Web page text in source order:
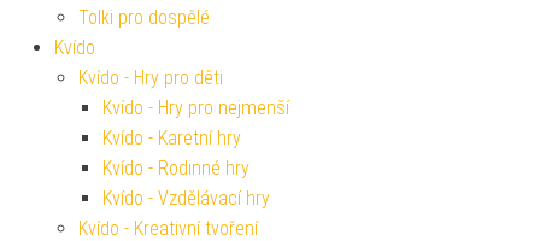
Tolki pro dospělé
Kvído
Kvído - Hry pro děti
Kvído - Hry pro nejmenší
Kvído - Karetní hry
Kvído - Rodinné hry
Kvído - Vzdělávací hry
Kvído - Kreativní tvoření